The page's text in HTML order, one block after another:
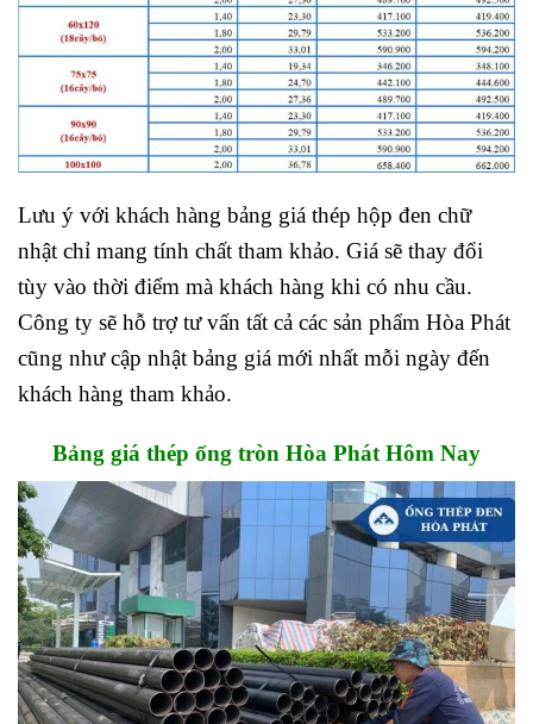
Lưu ý với khách hàng bảng giá thép hộp đen chữ
nhật chỉ mang tính chất tham khảo. Giá sẽ thay đổi
tùy vào thời điểm mà khách hàng khi có nhu cầu.
Công ty sẽ hỗ trợ tư vấn tất cả các sản phẩm Hòa Phát
cũng như cập nhật bảng giá mới nhất mỗi ngày đến
khách hàng tham khảo.
Bảng giá thép ống tròn Hòa Phát Hôm Nay